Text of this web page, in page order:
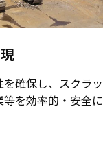
確保し、スクラッ
を効率的・安全に